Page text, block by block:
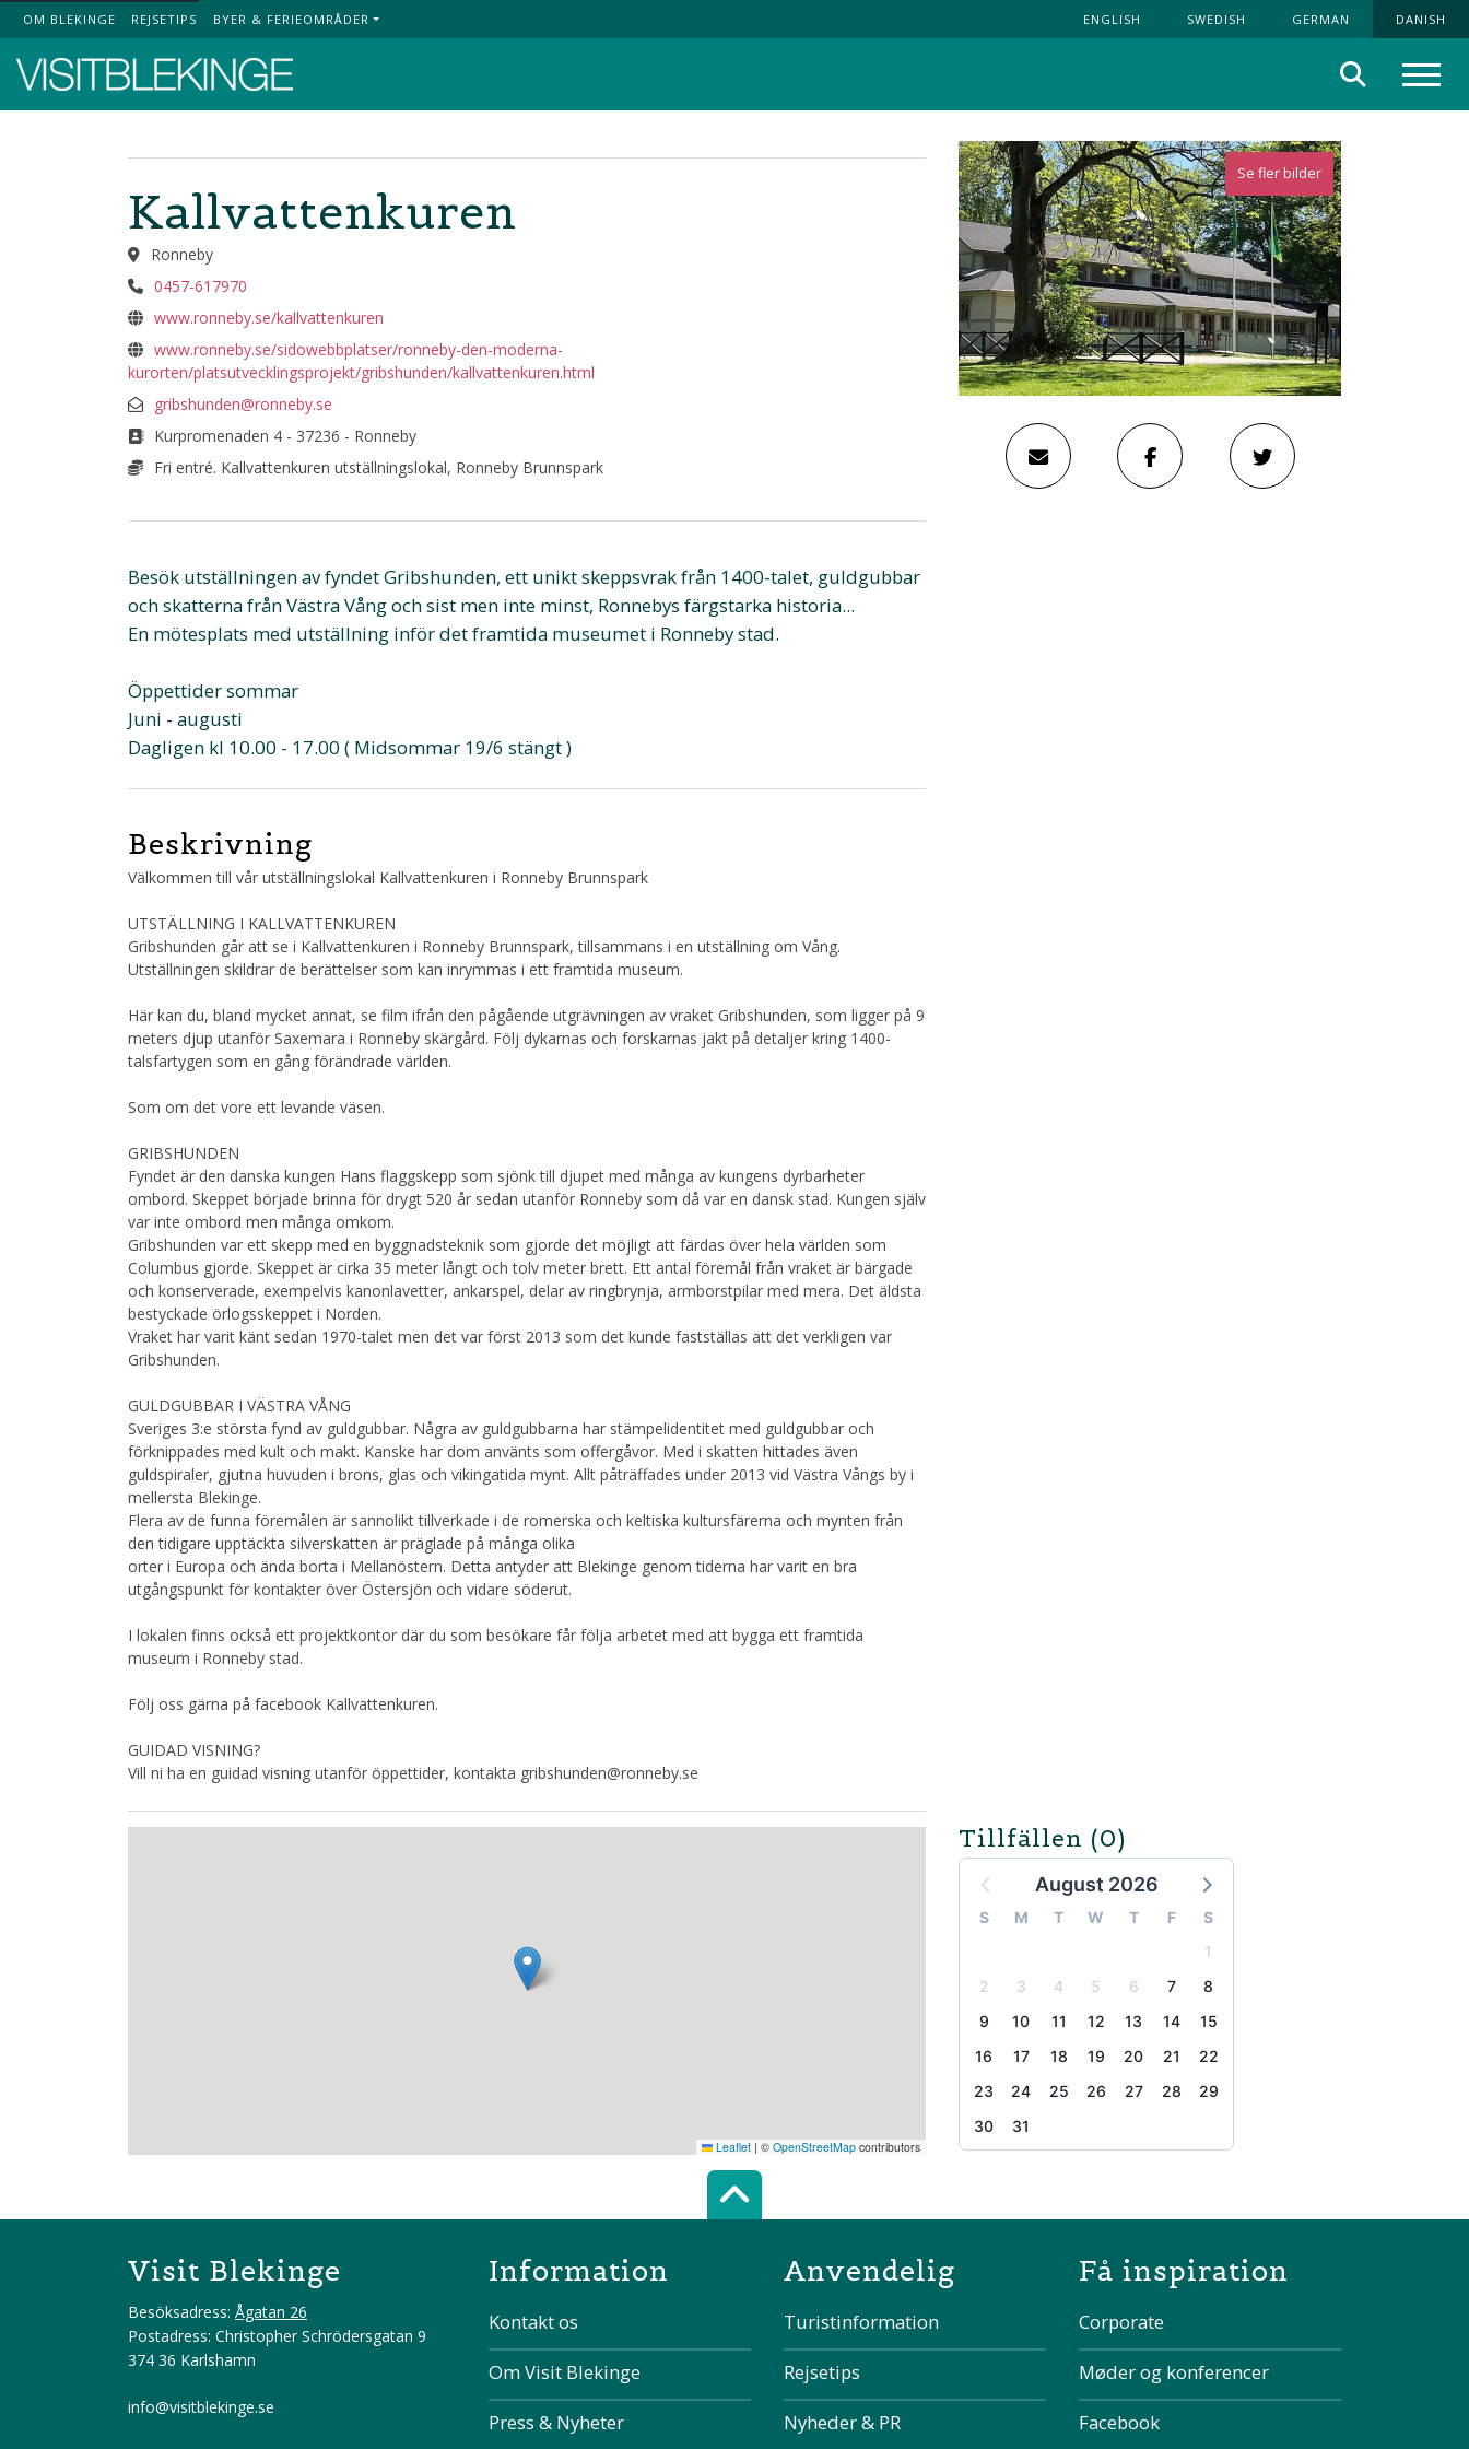
Top Menu
OM BLEKINGE REJSETIPS BYER & FERIEOMRÅDER ENGLISH SWEDISH GERMAN DANISH
Søg
Se fler bilder
Kallvattenkuren
Ronneby
0457-617970
www.ronneby.se/kallvattenkuren
www.ronneby.se/sidowebbplatser/ronneby-den-moderna-
kurorten/platsutvecklingsprojekt/gribshunden/kallvattenkuren.html
gribshunden@ronneby.se
Kurpromenaden 4 - 37236 - Ronneby
Fri entré. Kallvattenkuren utställningslokal, Ronneby Brunnspark
Besök utställningen av fyndet Gribshunden, ett unikt skeppsvrak från 1400-talet, guldgubbar
och skatterna från Västra Vång och sist men inte minst, Ronnebys färgstarka historia...
En mötesplats med utställning inför det framtida museumet i Ronneby stad.
Öppettider sommar
Juni - augusti
Dagligen kl 10.00 - 17.00 ( Midsommar 19/6 stängt )
Beskrivning
Välkommen till vår utställningslokal Kallvattenkuren i Ronneby Brunnspark
UTSTÄLLNING I KALLVATTENKUREN
Gribshunden går att se i Kallvattenkuren i Ronneby Brunnspark, tillsammans i en utställning om Vång.
Utställningen skildrar de berättelser som kan inrymmas i ett framtida museum.
Här kan du, bland mycket annat, se film ifrån den pågående utgrävningen av vraket Gribshunden, som ligger på 9
meters djup utanför Saxemara i Ronneby skärgård. Följ dykarnas och forskarnas jakt på detaljer kring 1400-
talsfartygen som en gång förändrade världen.
Som om det vore ett levande väsen.
GRIBSHUNDEN
Fyndet är den danska kungen Hans flaggskepp som sjönk till djupet med många av kungens dyrbarheter
ombord. Skeppet började brinna för drygt 520 år sedan utanför Ronneby som då var en dansk stad. Kungen själv
var inte ombord men många omkom.
Gribshunden var ett skepp med en byggnadsteknik som gjorde det möjligt att färdas över hela världen som
Columbus gjorde. Skeppet är cirka 35 meter långt och tolv meter brett. Ett antal föremål från vraket är bärgade
och konserverade, exempelvis kanonlavetter, ankarspel, delar av ringbrynja, armborstpilar med mera. Det äldsta
bestyckade örlogsskeppet i Norden.
Vraket har varit känt sedan 1970-talet men det var först 2013 som det kunde fastställas att det verkligen var
Gribshunden.
GULDGUBBAR I VÄSTRA VÅNG
Sveriges 3:e största fynd av guldgubbar. Några av guldgubbarna har stämpelidentitet med guldgubbar och
förknippades med kult och makt. Kanske har dom använts som offergåvor. Med i skatten hittades även
guldspiraler, gjutna huvuden i brons, glas och vikingatida mynt. Allt påträffades under 2013 vid Västra Vångs by i
mellersta Blekinge.
Flera av de funna föremålen är sannolikt tillverkade i de romerska och keltiska kultursfärerna och mynten från
den tidigare upptäckta silverskatten är präglade på många olika
orter i Europa och ända borta i Mellanöstern. Detta antyder att Blekinge genom tiderna har varit en bra
utgångspunkt för kontakter över Östersjön och vidare söderut.
I lokalen finns också ett projektkontor där du som besökare får följa arbetet med att bygga ett framtida
museum i Ronneby stad.
Följ oss gärna på facebook Kallvattenkuren.
GUIDAD VISNING?
Vill ni ha en guidad visning utanför öppettider, kontakta gribshunden@ronneby.se
Tillfällen (0)
August 2026
S M T W T F
S
1
2
3 4 5 6 7
8
9
10 11 12 13 14
15
16
17 18 19 20 21
22
23
24 25 26 27 28
29
30
31
Leaflet | © OpenStreetMap contributors
Scroll top of the page
Visit Blekinge
Besöksadress: Ågatan 26
Postadress: Christopher Schrödersgatan 9
374 36 Karlshamn
info@visitblekinge.se
Information
Kontakt os
Om Visit Blekinge
Press & Nyheter
Anvendelig
Turistinformation
Rejsetips
Nyheder & PR
Få inspiration
Corporate
Møder og konferencer
Facebook